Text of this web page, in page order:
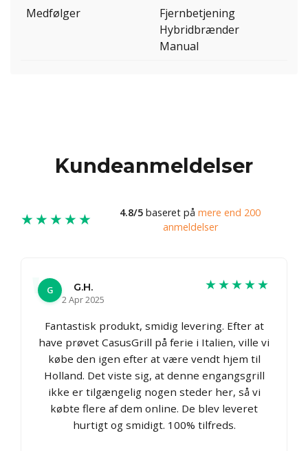
Medfølger
Fjernbetjening
Hybridbrænder
Manual
Kundeanmeldelser
★★★★★ 4.8/5 baseret på mere end 200
anmeldelser
G
G.H.
2 Apr 2025
★★★★★
Fantastisk produkt, smidig levering. Efter at
have prøvet CasusGrill på ferie i Italien, ville vi
købe den igen efter at være vendt hjem til
Holland. Det viste sig, at denne engangsgrill
ikke er tilgængelig nogen steder her, så vi
købte flere af dem online. De blev leveret
hurtigt og smidigt. 100% tilfreds.